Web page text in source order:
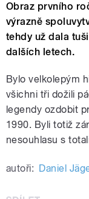
Obraz prvního
výrazně
tehdy už dala
dalších letech.
Bylo velkolepým
všichni tři dožili
legendy ozdobit
1990. Byli totiž
nesouhlasu s
autoři: Daniel